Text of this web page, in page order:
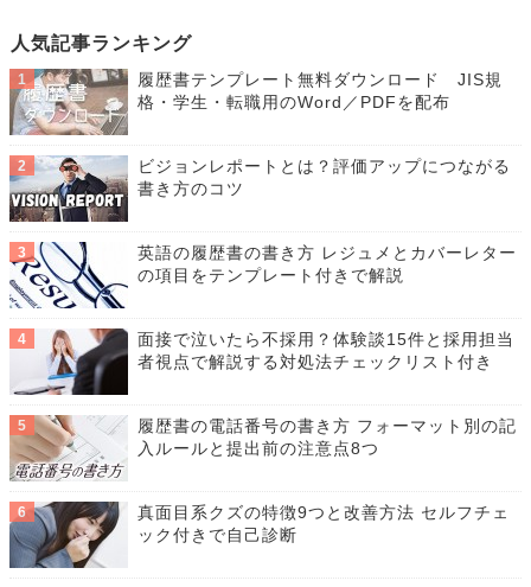
人気記事ランキング
履歴書テンプレート無料ダウンロード JIS規
格・学生・転職用のWord／PDFを配布
ビジョンレポートとは？評価アップにつながる
書き方のコツ
英語の履歴書の書き方 レジュメとカバーレター
の項目をテンプレート付きで解説
面接で泣いたら不採用？体験談15件と採用担当
者視点で解説する対処法チェックリスト付き
履歴書の電話番号の書き方 フォーマット別の記
入ルールと提出前の注意点8つ
真面目系クズの特徴9つと改善方法 セルフチェ
ック付きで自己診断